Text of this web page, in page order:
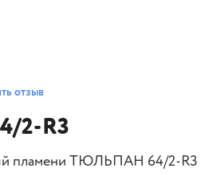
отзыв
2-R3
пламени ТЮЛЬПАН 64/2-R3